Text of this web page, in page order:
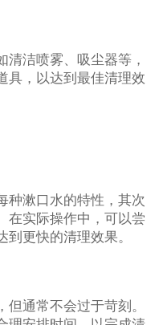
洁喷雾、吸尘器等，
具，以达到最佳清理效
种漱口水的特性，其次
在实际操作中，可以尝
更快的清理效果。
通常不会过于苛刻。